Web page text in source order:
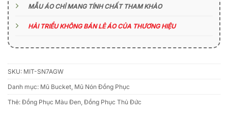
MẪU ÁO CHỈ MANG TÍNH CHẤT THAM KHẢO
HẢI TRIỀU KHÔNG BÁN LẺ ÁO CỦA THƯƠNG HIỆU
SKU: MIT-SN7AGW
Danh mục: Mũ Bucket, Mũ Nón Đồng Phục
Thẻ: Đồng Phục Màu Đen, Đồng Phục Thủ Đức